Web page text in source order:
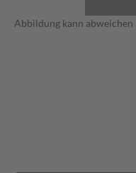
Abbildung kann abweichen